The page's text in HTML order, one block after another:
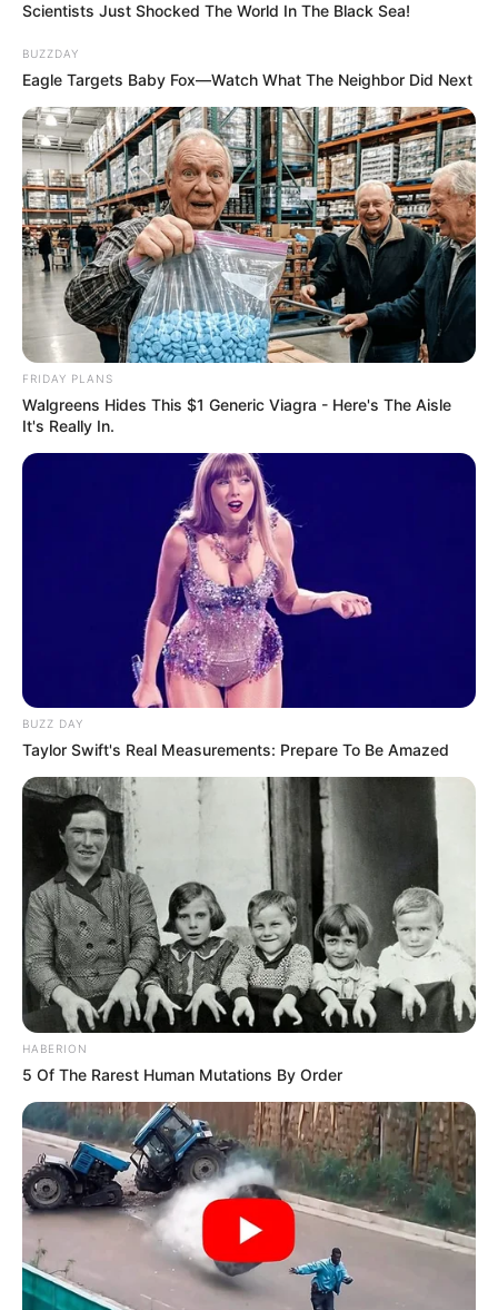
Scientists Just Shocked The World In The Black Sea!
BUZZDAY
Eagle Targets Baby Fox—Watch What The Neighbor Did Next
FRIDAY PLANS
Walgreens Hides This $1 Generic Viagra - Here's The Aisle
It's Really In.
BUZZ DAY
Taylor Swift's Real Measurements: Prepare To Be Amazed
HABERION
5 Of The Rarest Human Mutations By Order